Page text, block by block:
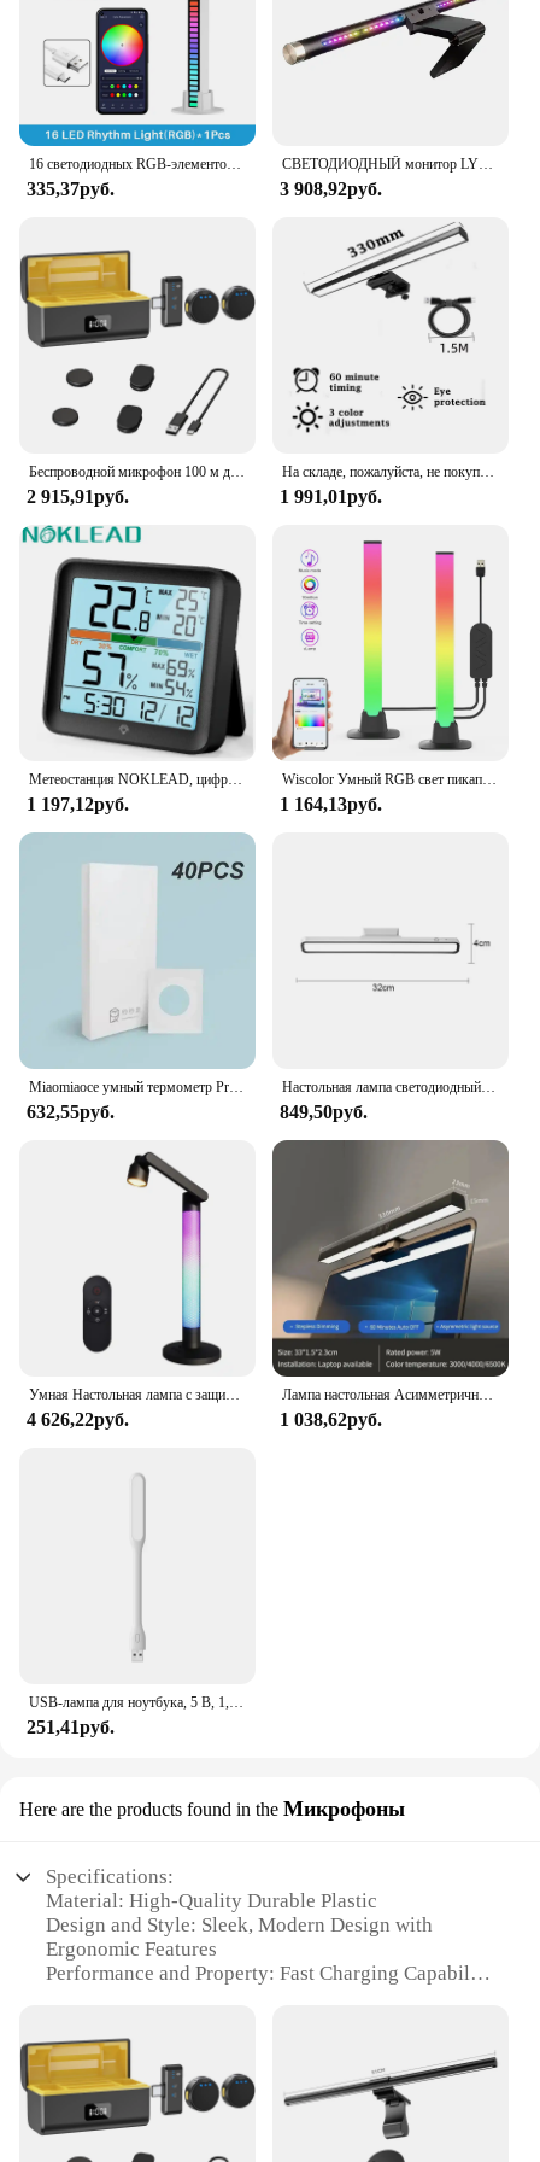
16 светодиодных RGB-элементов, планшетофон с управлением через приложение для рабочего стола, искусственная атмосфера, синхронизация музыки, ТВ, настенная компьютерная игра, спальня, ночная лампа
335,37руб.
СВЕТОДИОДНЫЙ монитор LYMAX, лампа для чтения с плавным затемнением, Подвесная лампа для компьютера и учебы, для игр
3 908,92руб.
Беспроводной микрофон 100 м для телефона, профессиональный Магнитный петличный микрофон с зарядным боксом, шумоподавление для записи
2 915,91руб.
На складе, пожалуйста, не покупайте-Monitor Light Bar Настольные лампы Led Bar Monitor Lightba
1 991,01руб.
Метеостанция NOKLEAD, цифровой измеритель температуры и влажности в помещении, с ЖК дисплеем
1 197,12руб.
Wiscolor Умный RGB свет пикапа, музыкальный ритм света игровая настольная лампа рождественское украшение Ambient свет ритм настольное освещение рабочего стола RGB свет бар музыкальный ритм
1 164,13руб.
Miaomiaoce умный термометр Pro Type-C, перезаряжаемый, IPX6 Водонепроницаемый, измерение температуры, лихорадки, сигнализация, удаленный мониторинг
632,55руб.
Настольная лампа светодиодный с зарядкой от USB, настольная лампа с плавным затемнением, подвесная Магнитная настольная лампа для спальни, настольная лампа для чтения, перезаряжаемая Ночная лампа
849,50руб.
Умная Настольная лампа с защитой глаз Tuya APP, освещение для чтения, прикроватная лампа с Wi-Fi, вращающаяся настольная лампа для детской комнаты
4 626,22руб.
Лампа настольная Асимметричная для защиты глаз
1 038,62руб.
251,41руб.
Here are the products found in the Микрофоны
Specifications:
Material: High-Quality Durable Plastic
Design and Style: Sleek, Modern Design with
Ergonomic Features
Performance and Property: Fast Charging Capability
or Travel
Shape or Size or Weight or Quantity: Compact and
Lightweight for Easy Portability
Features: